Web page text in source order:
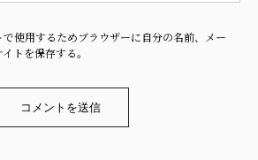
使用するためブラウザーに自分の名前、メー
トを保存する。